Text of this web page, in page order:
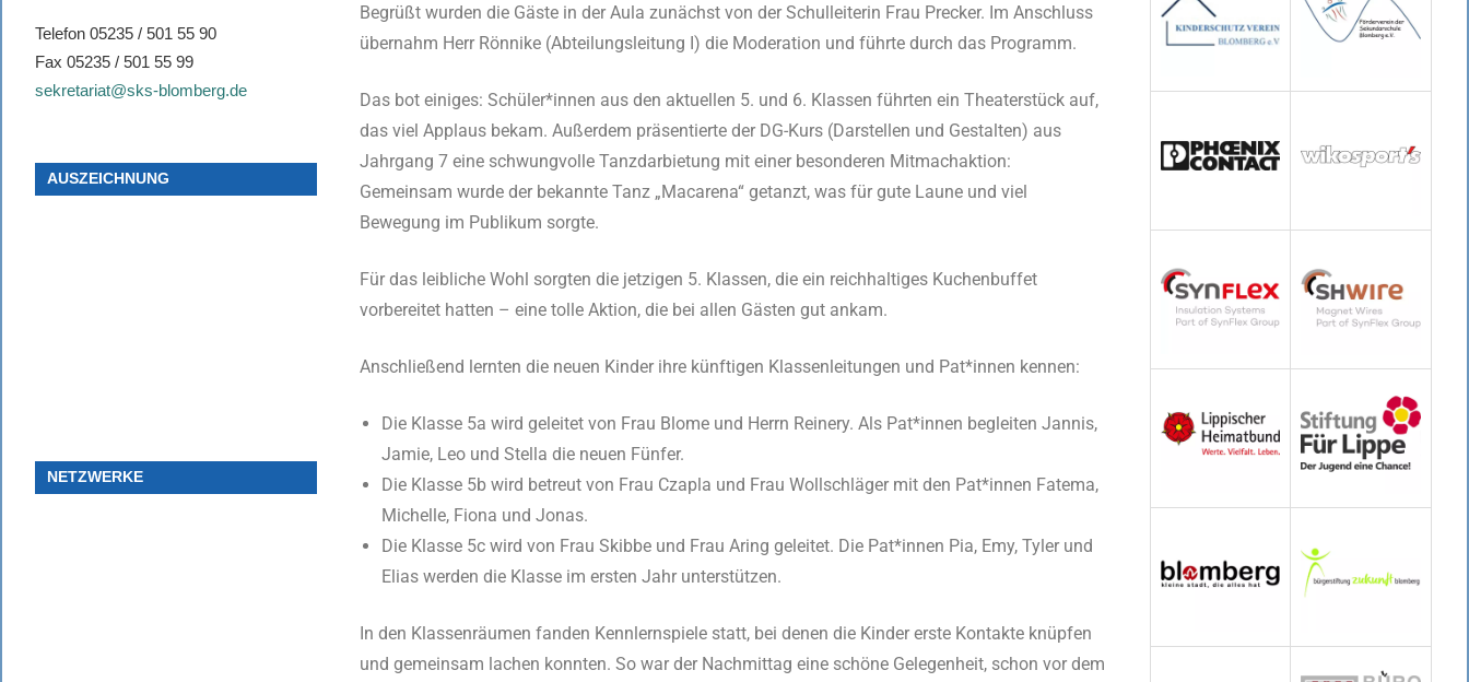
Begrüßt wurden die Gäste in der Aula zunächst von der Schulleiterin Frau Precker. Im Anschluss
übernahm Herr Rönnike (Abteilungsleitung I) die Moderation und führte durch das Programm.
Das bot einiges: Schüler*innen aus den aktuellen 5. und 6. Klassen führten ein Theaterstück auf,
das viel Applaus bekam. Außerdem präsentierte der DG-Kurs (Darstellen und Gestalten) aus
Jahrgang 7 eine schwungvolle Tanzdarbietung mit einer besonderen Mitmachaktion:
Gemeinsam wurde der bekannte Tanz „Macarena“ getanzt, was für gute Laune und viel
Bewegung im Publikum sorgte.
Für das leibliche Wohl sorgten die jetzigen 5. Klassen, die ein reichhaltiges Kuchenbuffet
vorbereitet hatten – eine tolle Aktion, die bei allen Gästen gut ankam.
Anschließend lernten die neuen Kinder ihre künftigen Klassenleitungen und Pat*innen kennen:
Die Klasse 5a wird geleitet von Frau Blome und Herrn Reinery. Als Pat*innen begleiten Jannis,
Jamie, Leo und Stella die neuen Fünfer.
Die Klasse 5b wird betreut von Frau Czapla und Frau Wollschläger mit den Pat*innen Fatema,
Michelle, Fiona und Jonas.
Die Klasse 5c wird von Frau Skibbe und Frau Aring geleitet. Die Pat*innen Pia, Emy, Tyler und
Elias werden die Klasse im ersten Jahr unterstützen.
In den Klassenräumen fanden Kennlernspiele statt, bei denen die Kinder erste Kontakte knüpfen
und gemeinsam lachen konnten. So war der Nachmittag eine schöne Gelegenheit, schon vor dem
Telefon 05235 / 501 55 90
Fax 05235 / 501 55 99
sekretariat@sks-blomberg.de
AUSZEICHNUNG
NETZWERKE